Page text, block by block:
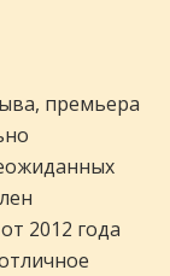
премьера
2012 года